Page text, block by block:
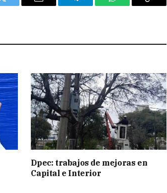
Twitter Email Telegram WhatsAppCopy
Dpec: trabajos de mejoras en
Capital e Interior